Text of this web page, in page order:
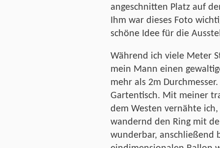
angeschnitten Platz auf
Ihm war dieses Foto
schöne Idee für die
Während ich viele Meter
mein Mann einen
mehr als 2m
Gartentisch. Mit meiner
dem Westen vernähte
wandernd den Ring mit
wunderbar, anschließend